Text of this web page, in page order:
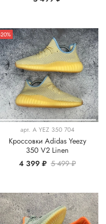
-20%
арт. A YEZ 350 704
Кроссовки Adidas Yeezy
350 V2 Linen
4 399 ₽ 5 499 ₽